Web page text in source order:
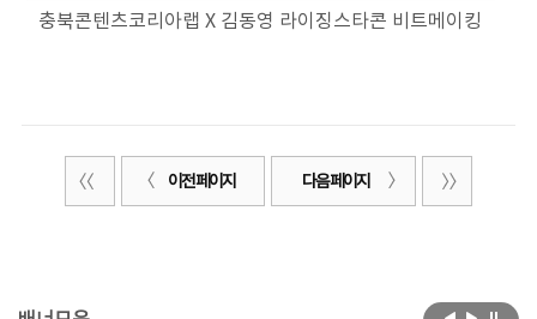
충북콘텐츠코리아랩 X 김동영 라이징스타콘 비트메이킹
이전 페이지 다음 페이지